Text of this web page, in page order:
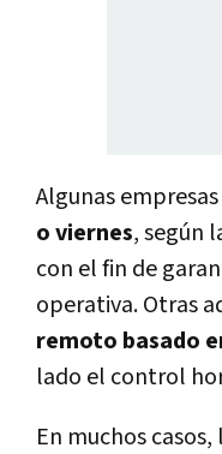
Algunas
o viernes, según
con el fin de
operativa. Otras
remoto basado
lado el control
En muchos